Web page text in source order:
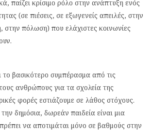
παίζει κρίσιμο ρόλο στην ανάπτυξη ενός
(σε πιέσεις, σε εξωγενείς απειλές, στην
πόλωση) που ελάχιστες κοινωνίες
το βασικότερο συμπέρασμα από τις
ανθρώπους για τα σχολεία της
φορές εστιάζουμε σε λάθος στόχους.
δημόσια, δωρεάν παιδεία είναι μια
να αποτιμάται μόνο σε βαθμούς στην